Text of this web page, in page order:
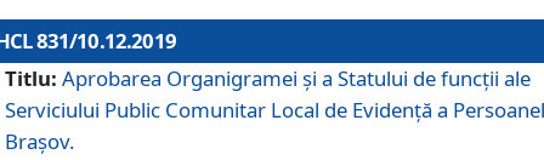
831/10.12.2019
Titlu: Aprobarea Organigramei și a Statului de funcții ale
Serviciului Public Comunitar Local de Evidență a
Brașov.